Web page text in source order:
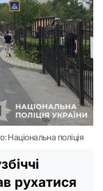
Національна поліція
рухатися